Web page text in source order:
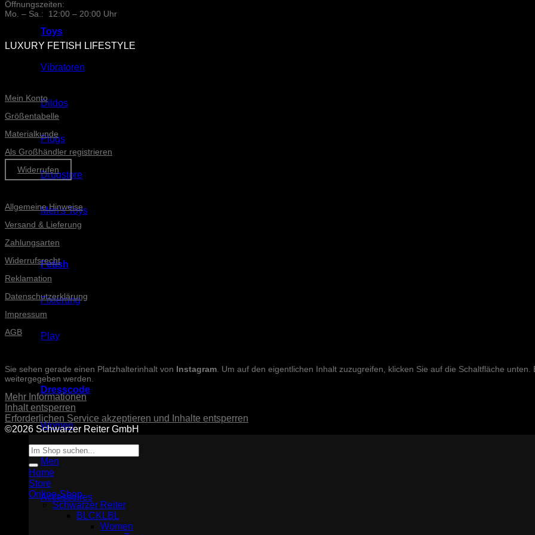
Toys
Vibratoren
Dildos
Plugs
Drugstore
Men's Toys
Fetish
Fixierung
Play
Dresscode
Women
Men
Accessoires
Öffnungszeiten:
Mo. – Sa.: 12:00 – 20:00 Uhr
LUXURY FETISH LIFESTYLE
Mein Konto
Größentabelle
Materialkunde
Als Großhändler registrieren
Widerrufen
Allgemeine Hinweise
Versand & Lieferung
Zahlungsarten
Widerrufsrecht
Reklamation
Datenschutzerklärung
Impressum
AGB
Sie sehen gerade einen Platzhalterinhalt von Instagram . Um auf den eigentlichen Inhalt zuzugreifen, klicken Sie auf die Schaltfläche
weitergegeben werden.
Mehr Informationen
Inhalt entsperren
Erforderlichen Service akzeptieren und Inhalte entsperren
©2026 Schwarzer Reiter GmbH
Suche
nach:
Home
Store
Online-Shop
Schwarzer Reiter
BLCKLBL
Women